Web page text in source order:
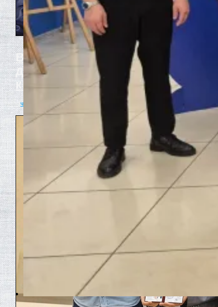
Время как неслышимый
диктатор: диагноз эпохи в
книге «Темпоратив»
читать полностью